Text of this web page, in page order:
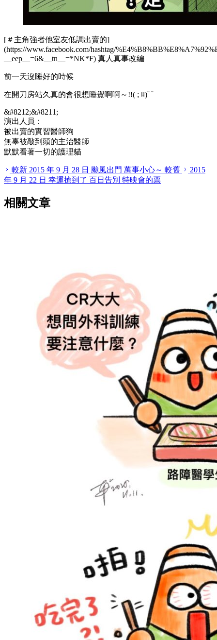
[＃主角強者他室友低調出賣的]
(https://www.facebook.com/hashtag/
eep =6& tn =*NK*F) 真人真事改編
前一天沒睡好的時候
在開刀房站久真的會很想睡覺啊啊～!!( ; ﾛ)ﾟﾟ
&#8212;&#8211;
演出人員：
被出賣的實習醫師狗
無辜被敲到頭的主治醫師
默默看著一切的護理貓
較新 2015 年 9 月 28 日 颱風出門 萬事小心～ 較舊
2015
年 9 月 22 日 幸運搶到了 百日告別 特映會的票
相關文章